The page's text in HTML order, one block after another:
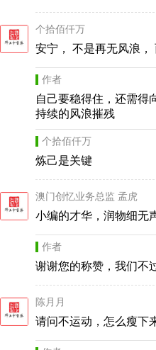
个拾佰仟万
安宁， 不是再无风浪
作者
自己要稳得住，还需得
持续的风浪摧残
个拾佰仟万
炼己是关键
澳门创忆业务总监 孟虎
小编的才华，润物细无
作者
谢谢您的称赞，我们不
陈月月
请问不运动，怎么瘦下